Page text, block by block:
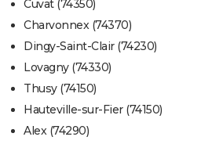
Cuvat (74350)
Charvonnex (74370)
Dingy-Saint-Clair (74230)
Lovagny (74330)
Thusy (74150)
Hauteville-sur-Fier (74150)
Alex (74290)